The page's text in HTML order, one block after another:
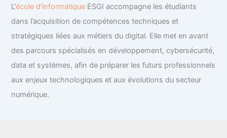
e
L’école d’informatique ESGI accompagne les étudiants
dans l’acquisition de compétences techniques et
stratégiques liées aux métiers du digital. Elle met en avant
des parcours spécialisés en développement, cybersécurité,
data et systèmes, afin de préparer les futurs professionnels
aux enjeux technologiques et aux évolutions du secteur
numérique.